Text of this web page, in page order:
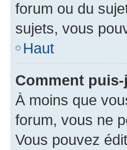
forum ou du
sujets, vous
Haut
Comment
À moins que
forum, vous ne
Vous pouvez